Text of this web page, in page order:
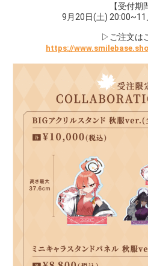
【受付期
9月20日(土)
▷ご注文は
https://